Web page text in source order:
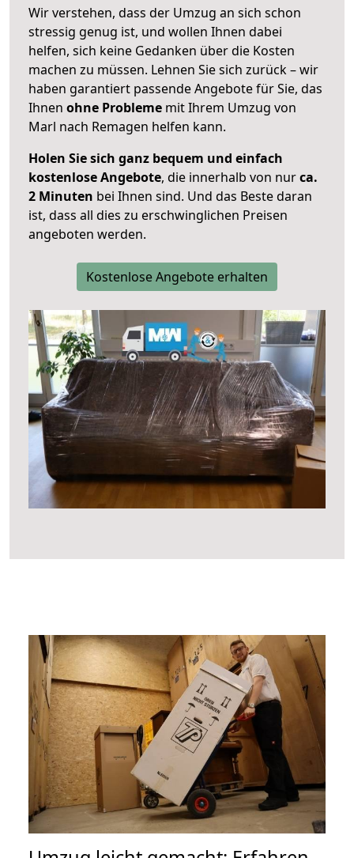
Wir verstehen, dass der Umzug an sich schon
stressig genug ist, und wollen Ihnen dabei
helfen, sich keine Gedanken über die Kosten
machen zu müssen. Lehnen Sie sich zurück – wir
haben garantiert passende Angebote für Sie, das
Ihnen ohne Probleme mit Ihrem Umzug von
Marl nach Remagen helfen kann.
Holen Sie sich ganz bequem und einfach
kostenlose Angebote, die innerhalb von nurca.
2 Minuten bei Ihnen sind. Und das Beste daran
ist, dass all dies zu erschwinglichen Preisen
angeboten werden.
Kostenlose Angebote erhalten